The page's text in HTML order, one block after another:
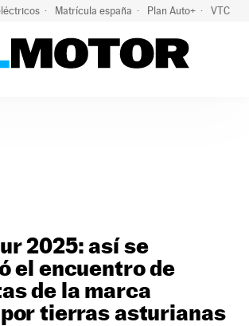
Matrícula españa Plan Auto+ VTC
2025: así se
el encuentro de
de la marca
tierras asturianas